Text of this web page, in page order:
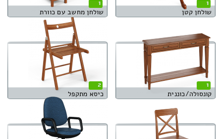
1
שולחן קטן
1
שולחן מחשב עם כוורת
1
קונסולה/כוננית
2
כיסא מתקפל